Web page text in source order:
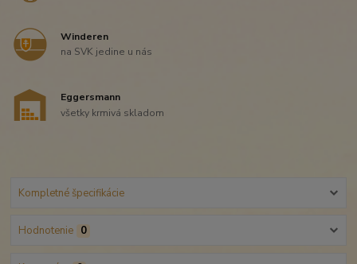
Winderen
na SVK jedine u nás
Eggersmann
všetky krmivá skladom
Kompletné špecifikácie
Hodnotenie 0